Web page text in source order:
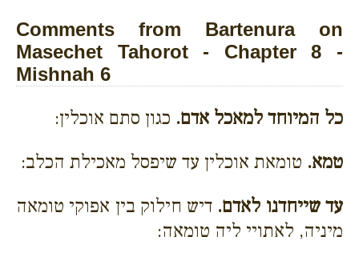
Comments from Bartenura on
Masechet Tahorot - Chapter 8 -
Mishnah 6
כל המיוחד למאכל אדם. כגון סתם אוכלין:
טמא. טומאת אוכלין עד שיפסל מאכילת הכלב:
עד שייחדנו לאדם. דיש חילוק בין אפוקי טומאה
מיניה, לאתויי ליה טומאה: